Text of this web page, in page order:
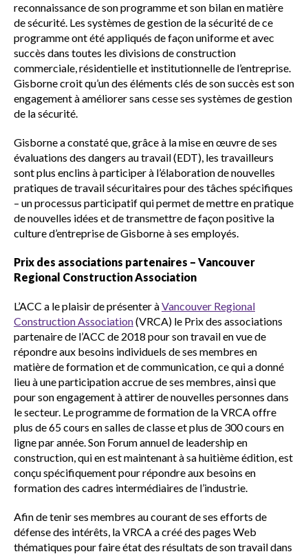
reconnaissance de son programme et son bilan en matière
de sécurité. Les systèmes de gestion de la sécurité de ce
programme ont été appliqués de façon uniforme et avec
succès dans toutes les divisions de construction
commerciale, résidentielle et institutionnelle de l’entreprise.
Gisborne croit qu’un des éléments clés de son succès est son
engagement à améliorer sans cesse ses systèmes de gestion
de la sécurité.
Gisborne a constaté que, grâce à la mise en œuvre de ses
évaluations des dangers au travail (EDT), les travailleurs
sont plus enclins à participer à l’élaboration de nouvelles
pratiques de travail sécuritaires pour des tâches spécifiques
– un processus participatif qui permet de mettre en pratique
de nouvelles idées et de transmettre de façon positive la
culture d’entreprise de Gisborne à ses employés.
Prix des associations partenaires – Vancouver
Regional Construction Association
L’ACC a le plaisir de présenter àVancouver Regional
Construction Association(VRCA) le Prix des associations
partenaire de l’ACC de 2018 pour son travail en vue de
répondre aux besoins individuels de ses membres en
matière de formation et de communication, ce qui a donné
lieu à une participation accrue de ses membres, ainsi que
pour son engagement à attirer de nouvelles personnes dans
le secteur. Le programme de formation de la VRCA offre
plus de 65 cours en salles de classe et plus de 300 cours en
ligne par année. Son Forum annuel de leadership en
construction, qui en est maintenant à sa huitième édition, est
conçu spécifiquement pour répondre aux besoins en
formation des cadres intermédiaires de l’industrie.
Afin de tenir ses membres au courant de ses efforts de
défense des intérêts, la VRCA a créé des pages Web
thématiques pour faire état des résultats de son travail dans